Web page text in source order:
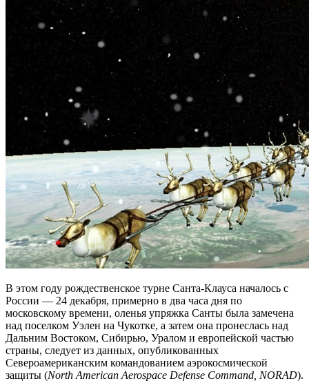
В этом году рождественское турне Санта-Клауса началось с
России — 24 декабря, примерно в два часа дня по
московскому времени, оленья упряжка Санты была замечена
над поселком Уэлен на Чукотке, а затем она пронеслась над
Дальним Востоком, Сибирью, Уралом и европейской частью
страны, следует из данных, опубликованных
Североамериканским командованием аэрокосмической
защиты (North American Aerospace Defense Command, NORAD).